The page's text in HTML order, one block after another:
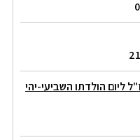
ליום הולדתו השביעי-יהי